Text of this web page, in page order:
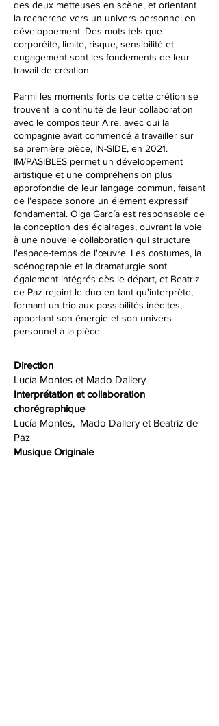
des deux metteuses en scène, et orientant
la recherche vers un univers personnel en
développement. Des mots tels que
corporéité, limite, risque, sensibilité et
engagement sont les fondements de leur
travail de création.
Parmi les moments forts de cette crétion se
trouvent la continuité de leur collaboration
avec le compositeur Aire, avec qui la
compagnie avait commencé à travailler sur
sa première pièce, IN-SIDE, en 2021.
IM/PASIBLES permet un développement
artistique et une compréhension plus
approfondie de leur langage commun, faisant
de l'espace sonore un élément expressif
fondamental. Olga García est responsable de
la conception des éclairages, ouvrant la voie
à une nouvelle collaboration qui structure
l'espace-temps de l'œuvre. Les costumes, la
scénographie et la dramaturgie sont
également intégrés dès le départ, et Beatriz
de Paz rejoint le duo en tant qu'interprète,
formant un trio aux possibilités inédites,
apportant son énergie et son univers
personnel à la pièce.
Direction
Lucía Montes et Mado Dallery
Interprétation et collaboration
chorégraphique
Lucía Montes, Mado Dallery et Beatriz de
Paz
Musique Originale